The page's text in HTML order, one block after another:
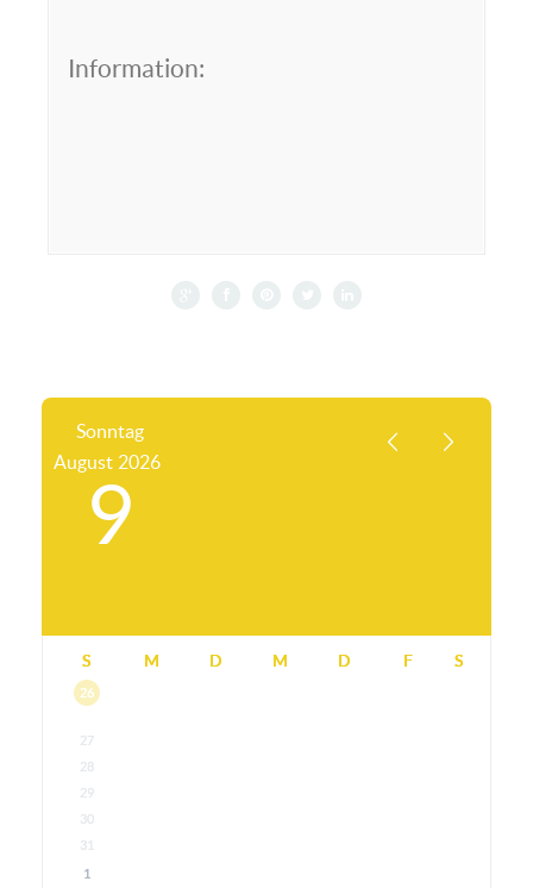
Information:
Sonntag
August 2026
9
S M D M D F S
26
27
28
29
30
31
1